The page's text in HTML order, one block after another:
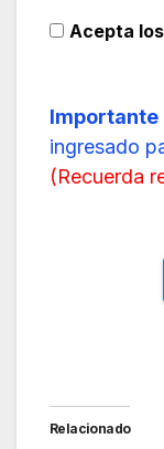
Acepta los
Importante
ingresado
(Recuerda
Relacionado